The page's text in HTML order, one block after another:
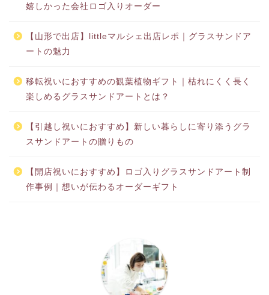
嬉しかった会社ロゴ入りオーダー
【山形で出店】littleマルシェ出店レポ｜グラスサンドア
ートの魅力
移転祝いにおすすめの観葉植物ギフト｜枯れにくく長く
楽しめるグラスサンドアートとは？
【引越し祝いにおすすめ】新しい暮らしに寄り添うグラ
スサンドアートの贈りもの
【開店祝いにおすすめ】ロゴ入りグラスサンドアート制
作事例｜想いが伝わるオーダーギフト